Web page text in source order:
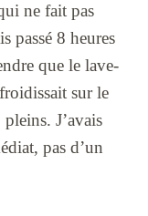
ne fait pas
passé 8 heures
que le lave-
sur le
J’avais
pas d’un